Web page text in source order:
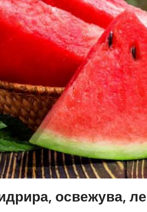
освежува,